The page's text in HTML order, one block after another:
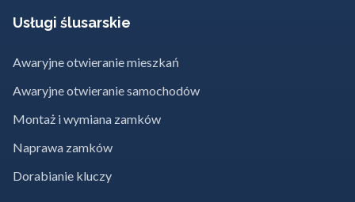
Usługi ślusarskie
Awaryjne otwieranie mieszkań
Awaryjne otwieranie samochodów
Montaż i wymiana zamków
Naprawa zamków
Dorabianie kluczy